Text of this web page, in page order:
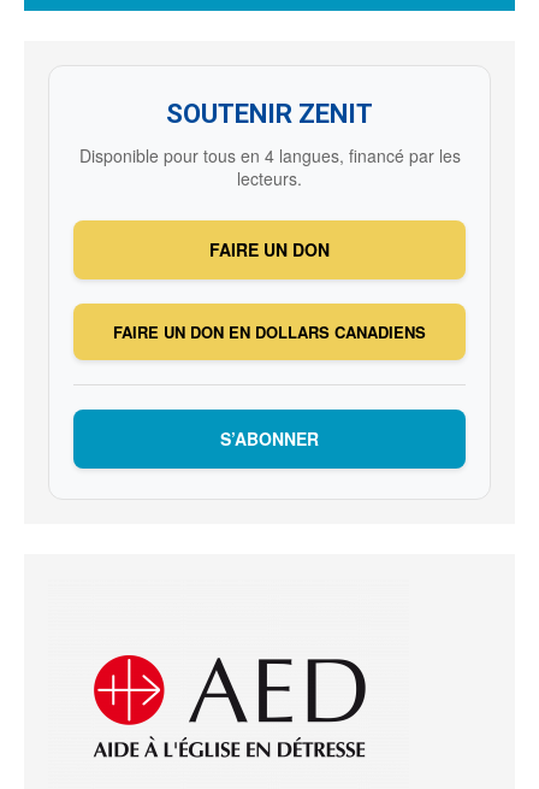
SOUTENIR ZENIT
Disponible pour tous en 4 langues, financé par les
lecteurs.
FAIRE UN DON
FAIRE UN DON EN DOLLARS CANADIENS
S’ABONNER